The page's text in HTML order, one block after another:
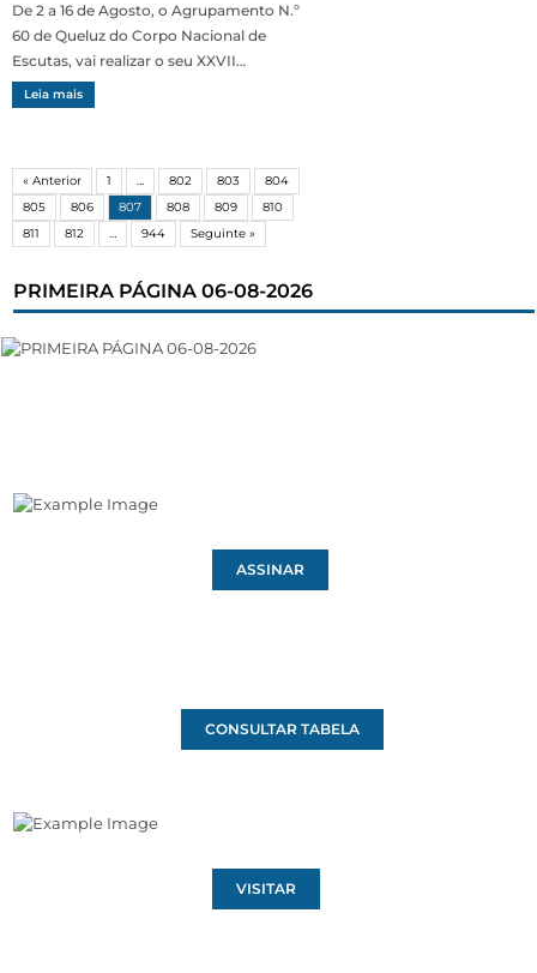
De 2 a 16 de Agosto, o Agrupamento N.º
60 de Queluz do Corpo Nacional de
Escutas, vai realizar o seu XXVII…
Leia mais
« Anterior 1 … 802 803
804
805
806 807 808 809
810
811
812 … 944 Seguinte »
PRIMEIRA PÁGINA 06-08-2026
ASSINAR
CONSULTAR TABELA
VISITAR